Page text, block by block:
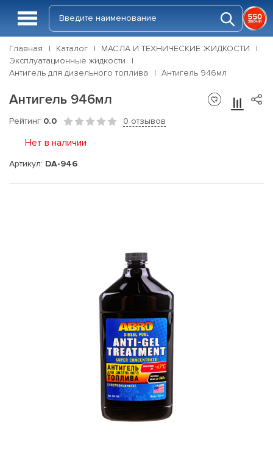
Главная Каталог
МАСЛА И ТЕХНИЧЕСКИЕ ЖИДКОСТИ
Эксплуатационные жидкости
Антигель для дизельного топлива
Антигель 946мл
Антигель 946мл
Рейтинг 0.0 0 отзывов
Нет в наличии
Артикул: DA-946